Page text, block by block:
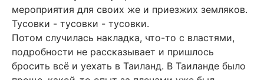
мероприятия для своих же и приезжих земляков.
Тусовки - тусовки - тусовки.
Потом случилась накладка, что-то с властями,
подробности не рассказывает и пришлось
бросить всё и уехать в Таиланд. В Таиланде было